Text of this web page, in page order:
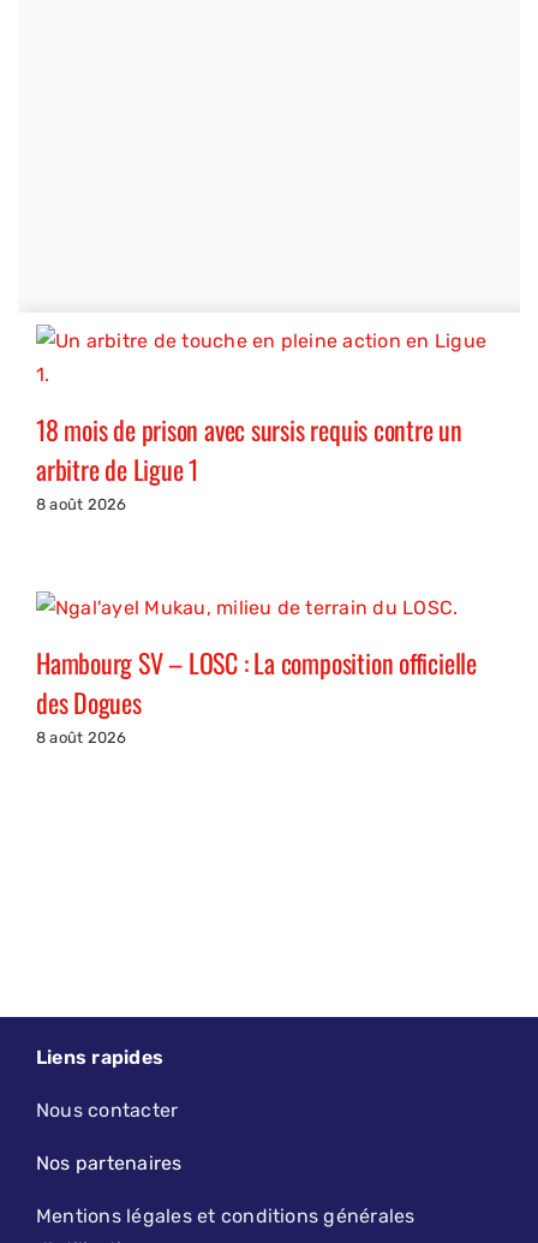
18 mois de prison avec sursis requis contre un
arbitre de Ligue 1
8 août 2026
Hambourg SV – LOSC : La composition officielle
des Dogues
8 août 2026
Liens rapides
Nous contacter
Nos partenaires
Mentions légales et conditions générales